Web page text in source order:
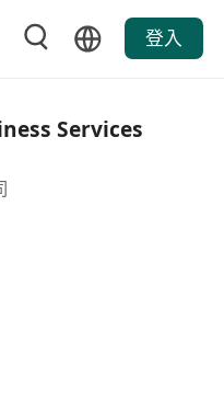
登入
Services